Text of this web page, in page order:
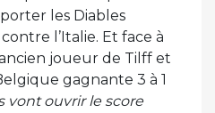
les Diables
l’Italie. Et face à
joueur de Tilff et
gagnante 3 à 1
vont ouvrir le score